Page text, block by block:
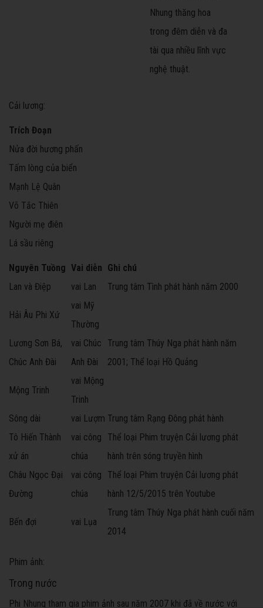
Nhung thăng hoa
trong đêm diễn và đa
tài qua nhiều lĩnh vực
nghệ thuật.
Cải lương:
Trích Đoạn
Nửa đời hương phấn
Tấm lòng của biển
Mạnh Lệ Quân
Võ Tắc Thiên
Người mẹ điên
Lá sầu riêng
Nguyên Tuồng Vai diễn Ghi chú
Lan và Điệp
vai Lan Trung tâm Tình phát hành năm 2000
Hải Âu Phi Xứ
vai Mỹ
Thường
Lương Sơn Bá,
Chúc Anh Đài
vai Chúc
Anh Đài
Trung tâm Thúy Nga phát hành năm
2001; Thể loại Hồ Quảng
Mộng Trinh
vai Mộng
Trinh
Sông dài
vai Lượm Trung tâm Rạng Đông phát hành
Tô Hiến Thành
xử án
vai công
chúa
Thể loại Phim truyện Cải lương phát
hành trên sóng truyền hình
Châu Ngọc Đại
Đường
vai công
chúa
Thể loại Phim truyện Cải lương phát
hành 12/5/2015 trên Youtube
Bến đợi vai Lụa
Trung tâm Thúy Nga phát hành cuối năm
2014
Phim ảnh:
Trong nước
Phi Nhung tham gia phim ảnh sau năm 2007 khi đã về nước với